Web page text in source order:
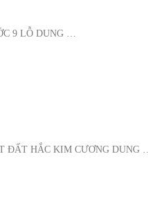
9 LỖ DUNG …
ĐẤT HẮC KIM CƯƠNG DUNG …